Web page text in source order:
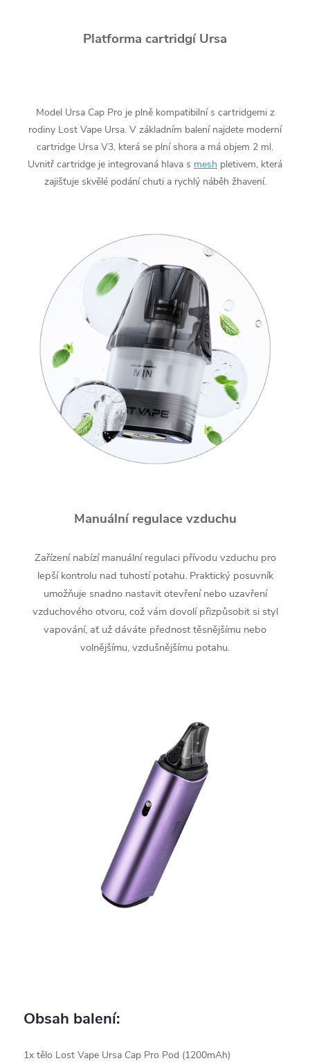
Platforma cartridgí Ursa
Model Ursa Cap Pro je plně kompatibilní s cartridgemi z
rodiny Lost Vape Ursa. V základním balení najdete moderní
cartridge Ursa V3, která se plní shora a má objem 2 ml.
Uvnitř cartridge je integrovaná hlava s mesh pletivem, která
zajišťuje skvělé podání chuti a rychlý náběh žhavení.
Manuální regulace vzduchu
Zařízení nabízí manuální regulaci přívodu vzduchu pro
lepší kontrolu nad tuhostí potahu. Praktický posuvník
umožňuje snadno nastavit otevření nebo uzavření
vzduchového otvoru, což vám dovolí přizpůsobit si styl
vapování, ať už dáváte přednost těsnějšímu nebo
volnějšímu, vzdušnějšímu potahu.
Obsah balení:
1x tělo Lost Vape Ursa Cap Pro Pod (1200mAh)